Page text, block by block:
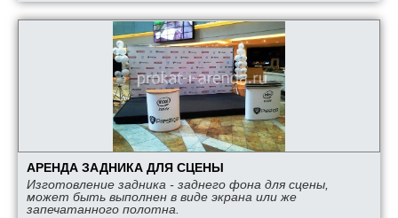
АРЕНДА ЗАДНИКА ДЛЯ СЦЕНЫ
Изготовление задника - заднего фона для сцены,
может быть выполнен в виде экрана или же
запечатанного полотна.